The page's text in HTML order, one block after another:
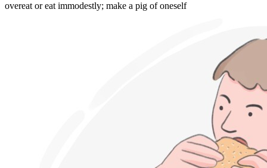
overeat or eat immodestly; make a pig of oneself